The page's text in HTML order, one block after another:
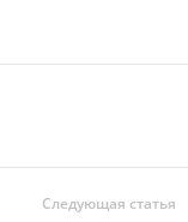
Следующая статья